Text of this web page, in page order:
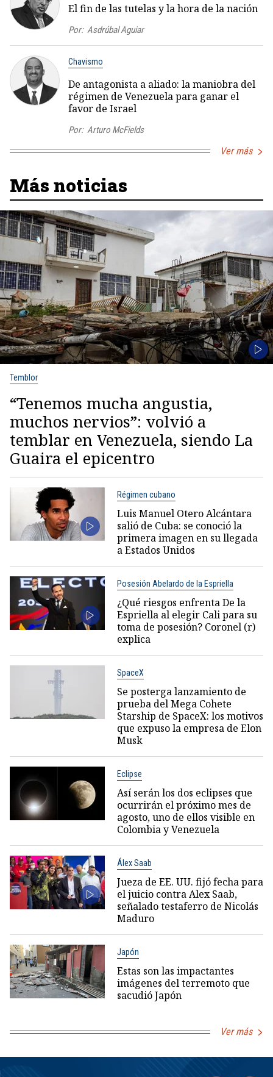
El fin de las tutelas y la hora de la nación
Por: Asdrúbal Aguiar
Chavismo
De antagonista a aliado: la maniobra del
régimen de Venezuela para ganar el
favor de Israel
Por: Arturo McFields
Ver más
Más noticias
Temblor
“Tenemos mucha angustia,
muchos nervios”: volvió a
temblar en Venezuela, siendo La
Guaira el epicentro
Régimen cubano
Luis Manuel Otero Alcántara
salió de Cuba: se conoció la
primera imagen en su llegada
a Estados Unidos
Posesión Abelardo de la Espriella
¿Qué riesgos enfrenta De la
Espriella al elegir Cali para su
toma de posesión? Coronel (r)
explica
SpaceX
Se posterga lanzamiento de
prueba del Mega Cohete
Starship de SpaceX: los motivos
que expuso la empresa de Elon
Musk
Eclipse
Así serán los dos eclipses que
ocurrirán el próximo mes de
agosto, uno de ellos visible en
Colombia y Venezuela
Álex Saab
Jueza de EE. UU. fijó fecha para
el juicio contra Alex Saab,
señalado testaferro de Nicolás
Maduro
Japón
Estas son las impactantes
imágenes del terremoto que
sacudió Japón
Ver más